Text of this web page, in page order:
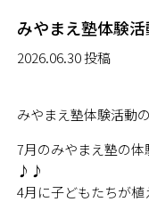
みやまえ塾体験
2026.06.30 投稿
みやまえ塾体験活動
7月のみやまえ塾の
♪♪
4月に子どもたちが